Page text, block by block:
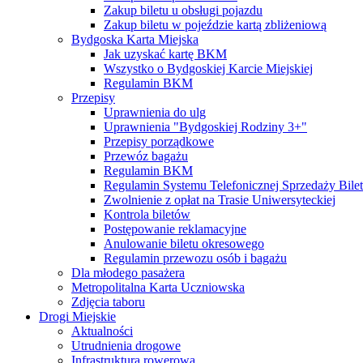
Zakup biletu u obsługi pojazdu
Zakup biletu w pojeździe kartą zbliżeniową
Bydgoska Karta Miejska
Jak uzyskać kartę BKM
Wszystko o Bydgoskiej Karcie Miejskiej
Regulamin BKM
Przepisy
Uprawnienia do ulg
Uprawnienia "Bydgoskiej Rodziny 3+"
Przepisy porządkowe
Przewóz bagażu
Regulamin BKM
Regulamin Systemu Telefonicznej Sprzedaży
Zwolnienie z opłat na Trasie Uniwersyteckiej
Kontrola biletów
Postępowanie reklamacyjne
Anulowanie biletu okresowego
Regulamin przewozu osób i bagażu
Dla młodego pasażera
Metropolitalna Karta Uczniowska
Zdjęcia taboru
Drogi Miejskie
Aktualności
Utrudnienia drogowe
Infrastruktura rowerowa